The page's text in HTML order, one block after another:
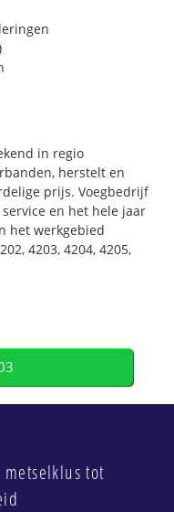
in regio
herstelt en
prijs. Voegbedrijf
en het hele jaar
het werkgebied
4203, 4204, 4205,
metselklus tot